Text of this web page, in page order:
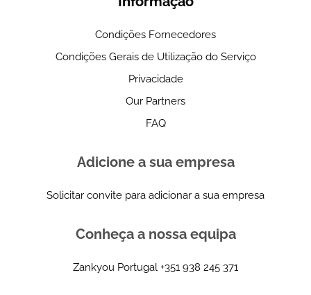
Condições Fornecedores
Condições Gerais de Utilização do Serviço
Privacidade
Our Partners
FAQ
Adicione a sua empresa
Solicitar convite para adicionar a sua empresa
Conheça a nossa equipa
Zankyou Portugal +351 938 245 371